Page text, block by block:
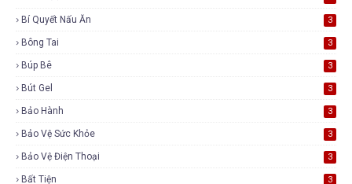
Bí Quyết Nấu Ăn 3
Bông Tai 3
Búp Bê 3
Bút Gel 3
Bảo Hành 3
Bảo Vệ Sức Khỏe 3
Bảo Vệ Điện Thoại 3
Bất Tiện 3